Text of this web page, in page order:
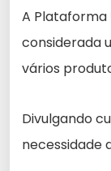
A Plataforma
considerada
vários
Divulgando
necessidade